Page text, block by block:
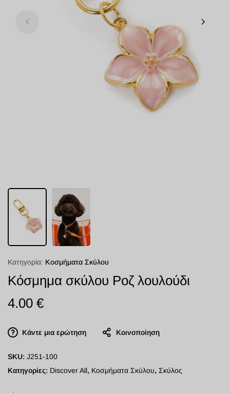
Κατηγορία: Κοσμήματα Σκύλου
Κόσμημα σκύλου Ροζ λουλούδι
4.00 €
Κάντε μια ερώτηση Κοινοποίηση
SKU: J251-100
Κατηγορίες: Discover All, Κοσμήματα Σκύλου, Σκύλος